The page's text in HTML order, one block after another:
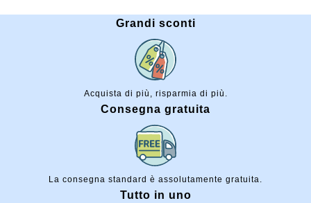
Grandi sconti
Acquista di più, risparmia di più.
Consegna gratuita
La consegna standard è assolutamente gratuita.
Tutto in uno